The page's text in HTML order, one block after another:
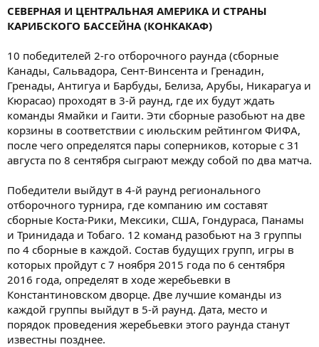
СЕВЕРНАЯ И ЦЕНТРАЛЬНАЯ АМЕРИКА И СТРАНЫ
КАРИБСКОГО БАССЕЙНА (КОНКАКАФ)
10 победителей 2-го отборочного раунда (сборные
Канады, Сальвадора, Сент-Винсента и Гренадин,
Гренады, Антигуа и Барбуды, Белиза, Арубы, Никарагуа и
Кюрасао) проходят в 3-й раунд, где их будут ждать
команды Ямайки и Гаити. Эти сборные разобьют на две
корзины в соответствии с июльским рейтингом ФИФА,
после чего определятся пары соперников, которые с 31
августа по 8 сентября сыграют между собой по два матча.
Победители выйдут в 4-й раунд регионального
отборочного турнира, где компанию им составят
сборные Коста-Рики, Мексики, США, Гондураса, Панамы
и Тринидада и Тобаго. 12 команд разобьют на 3 группы
по 4 сборные в каждой. Состав будущих групп, игры в
которых пройдут с 7 ноября 2015 года по 6 сентября
2016 года, определят в ходе жеребьевки в
Константиновском дворце. Две лучшие команды из
каждой группы выйдут в 5-й раунд. Дата, место и
порядок проведения жеребьевки этого раунда станут
известны позднее.